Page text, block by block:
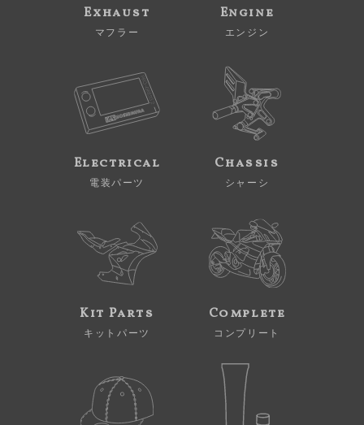
Exhaust
マフラー
Engine
エンジン
Electrical
電装パーツ
Chassis
シャーシ
Kit Parts
キットパーツ
Complete
コンプリート